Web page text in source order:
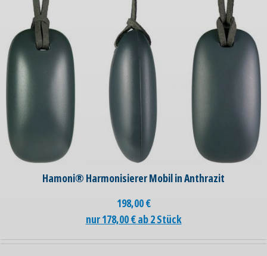
Hamoni® Harmonisierer Mobil in Anthrazit
198,00€
nur 178,00 € ab 2 Stück